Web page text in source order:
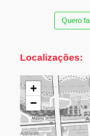
Quero
Localizações:
+
−